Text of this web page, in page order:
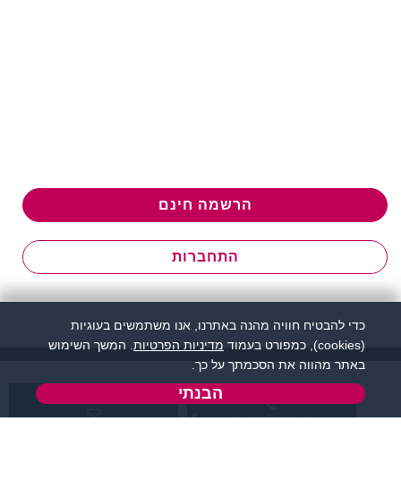
הרשמה חינם
התחברות
שירות לקוחות:
כדי להבטיח חוויה מהנה באתרנו, אנו משתמשים בעוגיות
(cookies), כמפורט בעמוד
מדיניות הפרטיות . המשך השימוש
באתר מהווה את הסכמתך על כך.
הבנתי